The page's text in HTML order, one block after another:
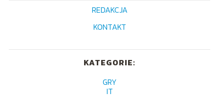
REDAKCJA
KONTAKT
KATEGORIE:
GRY
IT